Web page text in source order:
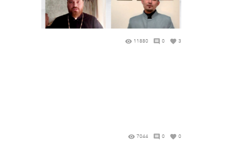
11880 0 3
7044 0 0